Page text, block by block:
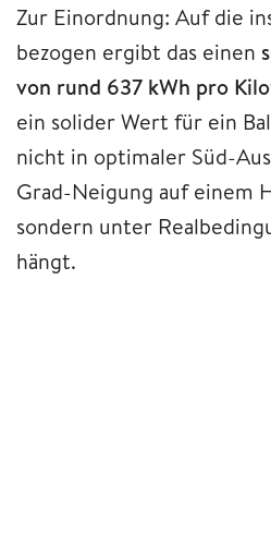
Zur Einordnung: Auf die
bezogen ergibt das einen
von rund 637 kWh pro
ein solider Wert für ein
nicht in optimaler Süd-
Grad-Neigung auf einem
sondern unter
hängt.